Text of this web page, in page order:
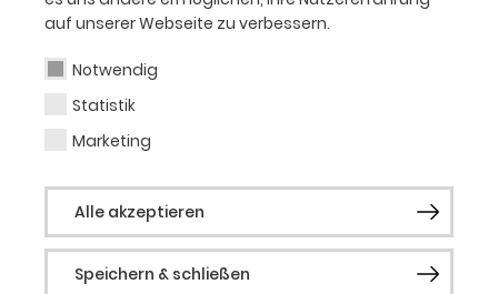
auf unserer Webseite zu verbessern.
Notwendig
Statistik
Marketing
Alle akzeptieren
Speichern & schließen
Florian Sigmund
Gast (Musical)
Der gebürtige Duisburger Florian Sigmund
schloss sein Studium 2020 an der
Folkwang Universität der Künste in Essen
ab, spielte davor bereits in Musicals wie